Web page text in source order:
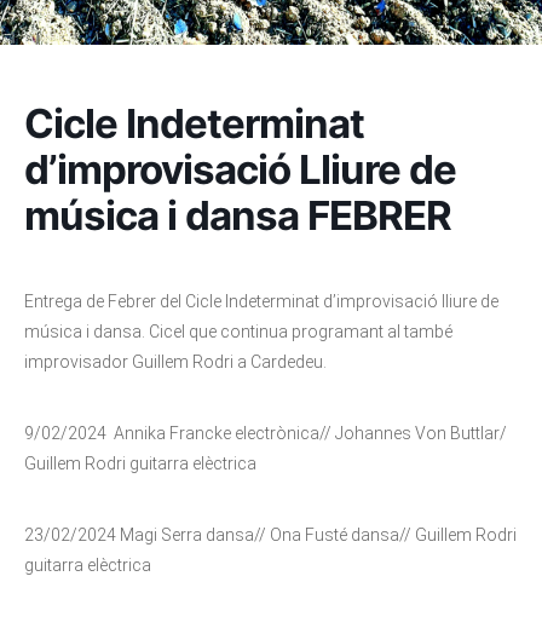
Cicle Indeterminat
d’improvisació Lliure de
música i dansa FEBRER
Entrega de Febrer del Cicle Indeterminat d’improvisació lliure de
música i dansa. Cicel que continua programant al també
improvisador Guillem Rodri a Cardedeu.
9/02/2024 Annika Francke electrònica// Johannes Von Buttlar/
Guillem Rodri guitarra elèctrica
23/02/2024 Magi Serra dansa// Ona Fusté dansa// Guillem Rodri
guitarra elèctrica